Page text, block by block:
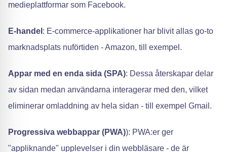
medieplattformar som Facebook.
E-handel : E-commerce-applikationer har blivit allas go-to
marknadsplats nuförtiden - Amazon, till exempel.
Appar med en enda sida (SPA): Dessa återskapar delar
av sidan medan användarna interagerar med den, vilket
eliminerar omladdning av hela sidan - till exempel Gmail.
Progressiva webbappar (PWA)): PWA:er ger
"appliknande" upplevelser i din webbläsare - de är